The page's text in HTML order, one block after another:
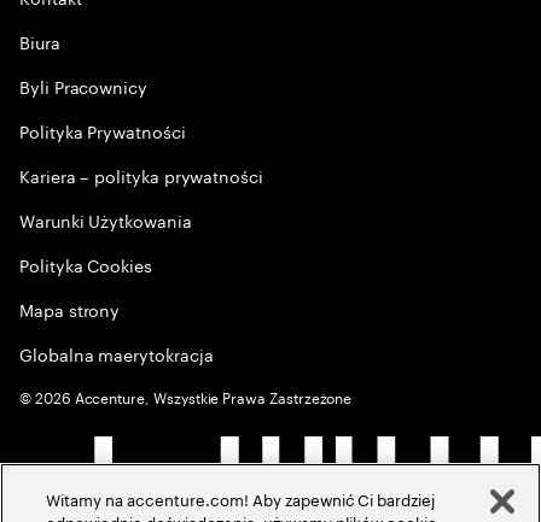
Biura
Byli Pracownicy
Polityka Prywatności
Kariera – polityka prywatności
Warunki Użytkowania
Polityka Cookies
Mapa strony
Globalna maerytokracja
©2026 Accenture, Wszystkie Prawa Zastrzeżone
Witamy na accenture.com! Aby zapewnić Ci bardziej